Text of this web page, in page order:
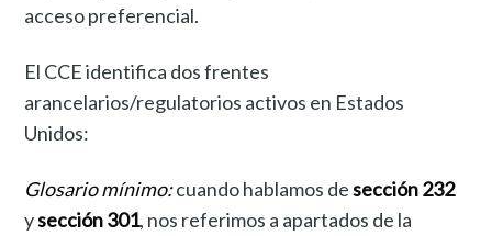
acceso preferencial.
El CCE identifica dos frentes
arancelarios/regulatorios activos en Estados
Unidos:
Glosario mínimo:cuando hablamos desección 232
ysección 301, nos referimos a apartados de la